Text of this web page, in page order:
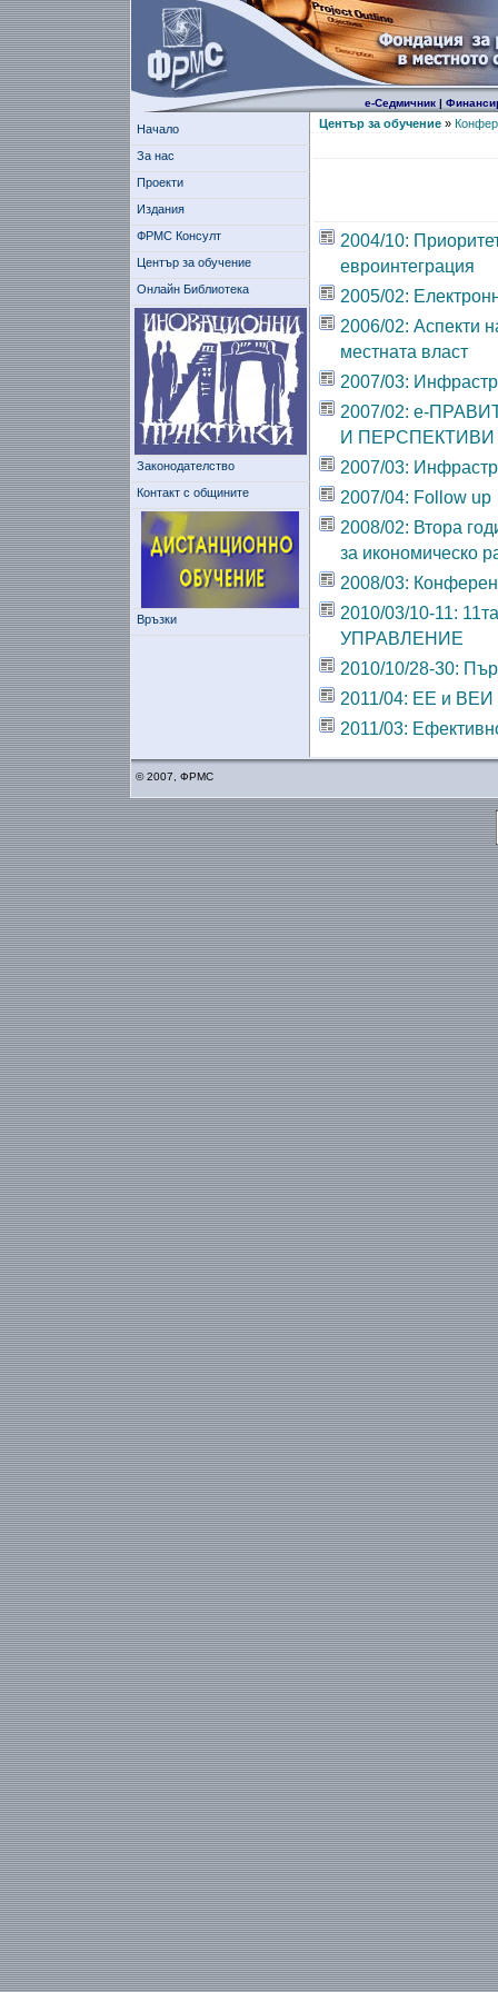
е-Седмичник|
Начало
За нас
Проекти
Издания
ФРМС Консулт
Център за обучение
Онлайн Библиотека
Законодателство
Контакт с общините
Връзки
Център за обучение»
2004/10:
евроинтеграция
2005/02:
2006/02: Аспекти
местната власт
2007/03:
2007/02: е-
И ПЕРСПЕКТИВИ
2007/03:
2007/04: Follow up
2008/02: Втора
за икономическо
2008/03:
2010/03/10-11:
УПРАВЛЕНИЕ
2010/10/28-30:
2011/04: ЕЕ и ВЕИ
2011/03:
© 2007, ФРМС